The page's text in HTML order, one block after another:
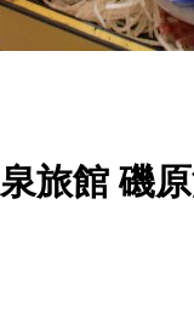
旅館 磯